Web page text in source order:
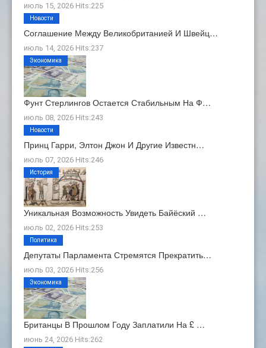
июль 15, 2026 Hits:225
Соглашение Между Великобританией И Швейц…
июль 14, 2026 Hits:237
Новости
Фунт Стерлингов Остается Стабильным На Ф…
июль 08, 2026 Hits:243
Экономика
Принц Гарри, Элтон Джон И Другие Известн…
июль 07, 2026 Hits:246
Новости
Уникальная Возможность Увидеть Байёский …
июль 02, 2026 Hits:253
История
Депутаты Парламента Стремятся Прекратить…
июль 03, 2026 Hits:256
Политика
Британцы В Прошлом Году Заплатили На £ …
июнь 24, 2026 Hits:262
Экономика